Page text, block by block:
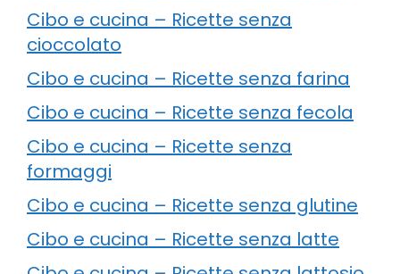
Cibo e cucina – Ricette senza
cioccolato
Cibo e cucina – Ricette senza farina
Cibo e cucina – Ricette senza fecola
Cibo e cucina – Ricette senza
formaggi
Cibo e cucina – Ricette senza glutine
Cibo e cucina – Ricette senza latte